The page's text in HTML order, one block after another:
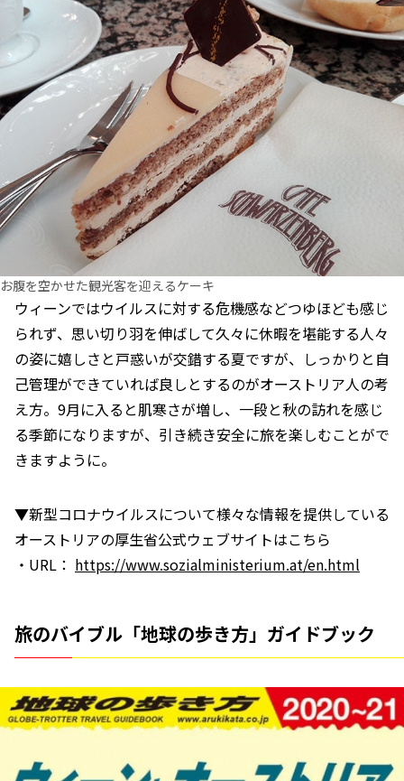
お腹を空かせた観光客を迎えるケーキ
ウィーンではウイルスに対する危機感などつゆほども感じ
られず、思い切り羽を伸ばして久々に休暇を堪能する人々
の姿に嬉しさと戸惑いが交錯する夏ですが、しっかりと自
己管理ができていれば良しとするのがオーストリア人の考
え方。9月に入ると肌寒さが増し、一段と秋の訪れを感じ
る季節になりますが、引き続き安全に旅を楽しむことがで
きますように。
▼新型コロナウイルスについて様々な情報を提供している
オーストリアの厚生省公式ウェブサイトはこちら
・URL： https://www.sozialministerium.at/en.html
旅のバイブル「地球の歩き方」ガイドブック